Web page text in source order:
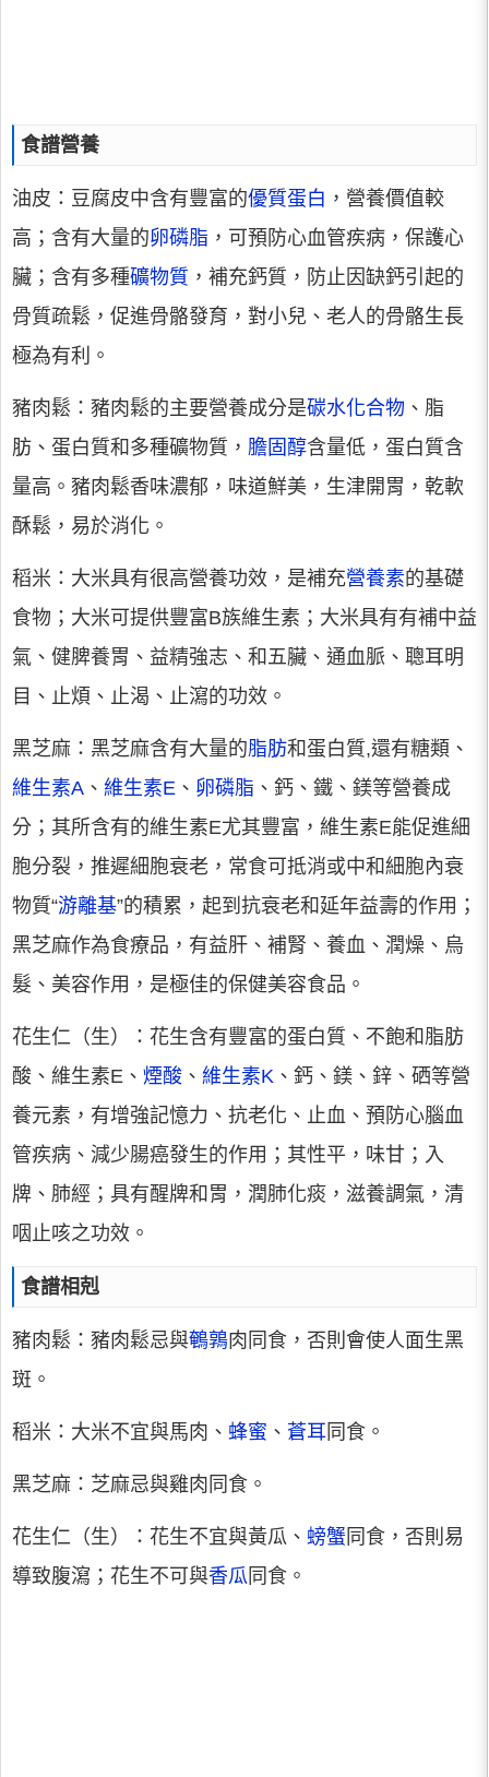
食譜營養
油皮：豆腐皮中含有豐富的優質蛋白 ，營養價值較
高；含有大量的卵磷脂 ，可預防心血管疾病，保護心
臟；含有多種礦物質 ，補充鈣質，防止因缺鈣引起的
骨質疏鬆，促進骨骼發育，對小兒、老人的骨骼生長
極為有利。
豬肉鬆：豬肉鬆的主要營養成分是碳水化合物 、脂
肪、蛋白質和多種礦物質， 膽固醇含量低，蛋白質含
量高。豬肉鬆香味濃郁，味道鮮美，生津開胃，乾軟
酥鬆，易於消化。
稻米：大米具有很高營養功效，是補充營養素的基礎
食物；大米可提供豐富B族維生素；大米具有有補中益
氣、健脾養胃、益精強志、和五臟、通血脈、聰耳明
目、止煩、止渴、止瀉的功效。
黑芝麻：黑芝麻含有大量的脂肪和蛋白質,還有糖類、
維生素A 、 維生素E 、 卵磷脂 、鈣、鐵、鎂等營養成
分；其所含有的維生素E尤其豐富，維生素E能促進細
胞分裂，推遲細胞衰老，常食可抵消或中和細胞內衰
物質“游離基”的積累，起到抗衰老和延年益壽的作用；
黑芝麻作為食療品，有益肝、補腎、養血、潤燥、烏
髮、美容作用，是極佳的保健美容食品。
花生仁（生）：花生含有豐富的蛋白質、不飽和脂肪
酸、維生素E、 煙酸 、 維生素K 、鈣、鎂、鋅、硒等營
養元素，有增強記憶力、抗老化、止血、預防心腦血
管疾病、減少腸癌發生的作用；其性平，味甘；入
牌、肺經；具有醒牌和胃，潤肺化痰，滋養調氣，清
咽止咳之功效。
食譜相剋
豬肉鬆：豬肉鬆忌與鵪鶉肉同食，否則會使人面生黑
斑。
稻米：大米不宜與馬肉、 蜂蜜 、 蒼耳 同食。
黑芝麻：芝麻忌與雞肉同食。
花生仁（生）：花生不宜與黃瓜、 螃蟹 同食，否則易
導致腹瀉；花生不可與香瓜 同食。